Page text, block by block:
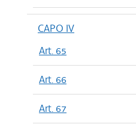
CAPO IV
Art. 65
Art. 66
Art. 67